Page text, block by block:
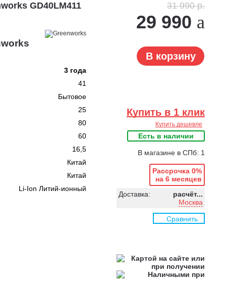
GD40LM411
3 года
41
Бытовое
25
80
60
16,5
Китай
Китай
Li-Ion Литий-ионный
31 990 р.
29 990
В корзину
Купить в 1 клик
Купить дешевле
Есть в наличии
В магазине в СПб: 1
Рассрочка 0%
на 6 месяцев
Доставка:
расчёт...
Москва
Сравнить